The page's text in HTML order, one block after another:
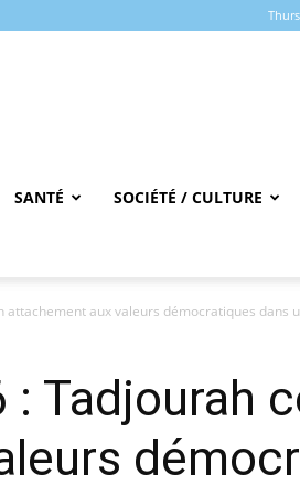
SANTÉ SOCIÉTÉ / CULTURE
aux valeurs démocratiques dans
Tadjourah